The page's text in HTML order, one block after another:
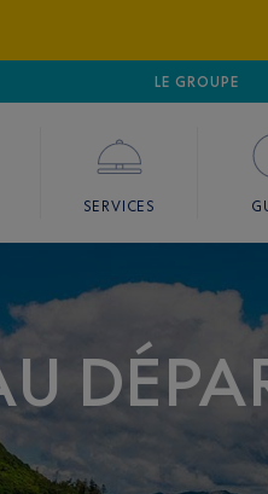
GOLFE DE SAINT-
LE GROUPE
SERVICES